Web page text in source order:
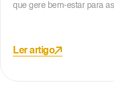
que gere bem-estar para
Ler artigo